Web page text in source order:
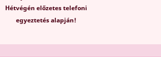
Hétvégén előzetes telefoni
egyeztetés alapján!